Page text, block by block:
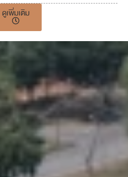
ดูเพิ่มเติม